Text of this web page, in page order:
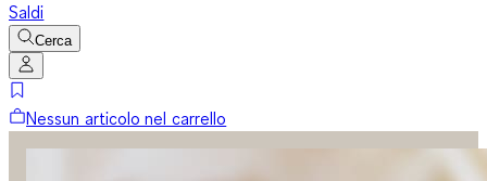
Saldi
Cerca
Nessun articolo nel carrello